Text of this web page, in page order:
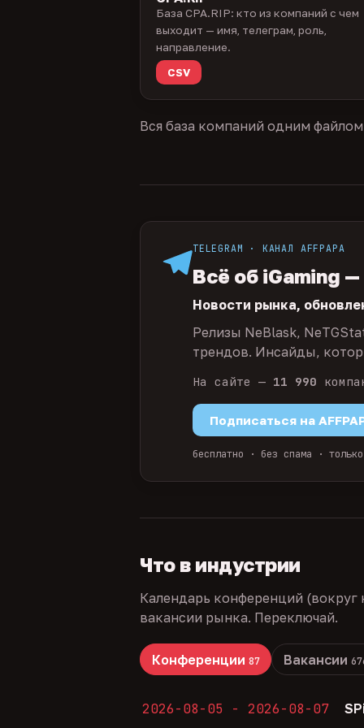
База CPA.RIP: кто из компаний с чем
выходит — имя, телеграм, роль,
направление.
CSV
Вся база компаний одним
TELEGRAM · КАНАЛ AFFPAPA
Всё об iGaming
Новости рынка,
Релизы NeBlask,
трендов. Инсайды,
На сайте — 11 990
Подписаться на
бесплатно · без спама ·
Что в индустрии
Календарь конференций
вакансии рынка. Переключай.
Конференции 87 Вакансии
2026-08-05 - 2026-08-07